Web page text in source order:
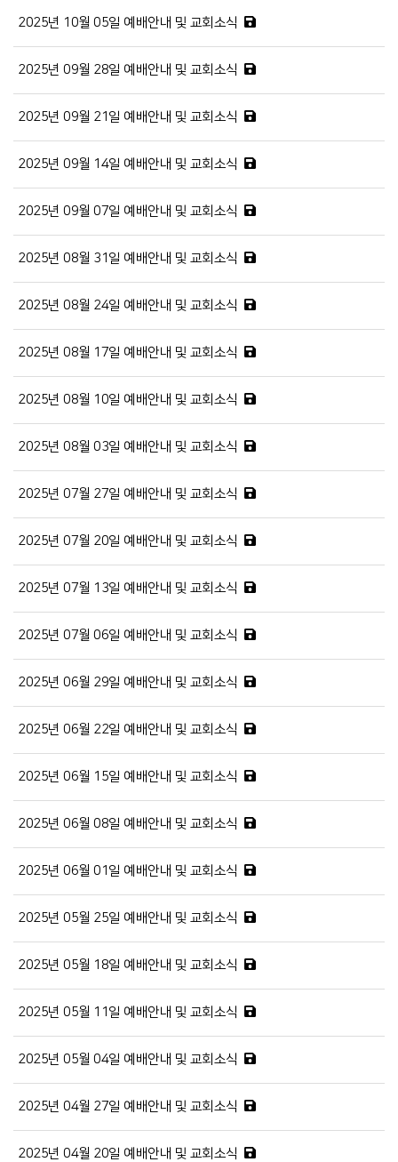
2025년 10월 05일 예배안내 및 교회소식
2025년 09월 28일 예배안내 및 교회소식
2025년 09월 21일 예배안내 및 교회소식
2025년 09월 14일 예배안내 및 교회소식
2025년 09월 07일 예배안내 및 교회소식
2025년 08월 31일 예배안내 및 교회소식
2025년 08월 24일 예배안내 및 교회소식
2025년 08월 17일 예배안내 및 교회소식
2025년 08월 10일 예배안내 및 교회소식
2025년 08월 03일 예배안내 및 교회소식
2025년 07월 27일 예배안내 및 교회소식
2025년 07월 20일 예배안내 및 교회소식
2025년 07월 13일 예배안내 및 교회소식
2025년 07월 06일 예배안내 및 교회소식
2025년 06월 29일 예배안내 및 교회소식
2025년 06월 22일 예배안내 및 교회소식
2025년 06월 15일 예배안내 및 교회소식
2025년 06월 08일 예배안내 및 교회소식
2025년 06월 01일 예배안내 및 교회소식
2025년 05월 25일 예배안내 및 교회소식
2025년 05월 18일 예배안내 및 교회소식
2025년 05월 11일 예배안내 및 교회소식
2025년 05월 04일 예배안내 및 교회소식
2025년 04월 27일 예배안내 및 교회소식
2025년 04월 20일 예배안내 및 교회소식